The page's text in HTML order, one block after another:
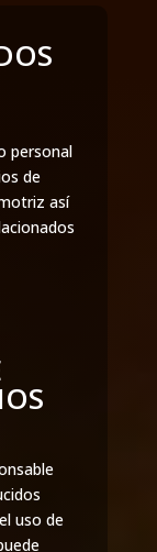
personal
de
así
uso de